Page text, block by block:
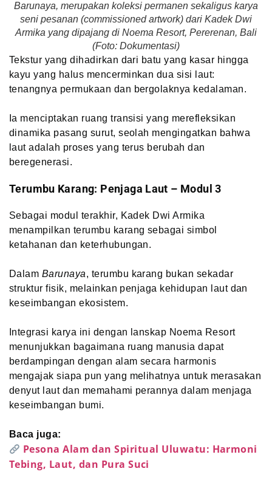
Barunaya, merupakan koleksi permanen sekaligus karya
seni pesanan (commissioned artwork) dari Kadek Dwi
Armika yang dipajang di Noema Resort, Pererenan, Bali
(Foto: Dokumentasi)
Tekstur yang dihadirkan dari batu yang kasar hingga
kayu yang halus mencerminkan dua sisi laut:
tenangnya permukaan dan bergolaknya kedalaman.
Ia menciptakan ruang transisi yang merefleksikan
dinamika pasang surut, seolah mengingatkan bahwa
laut adalah proses yang terus berubah dan
beregenerasi.
Terumbu Karang: Penjaga Laut – Modul 3
Sebagai modul terakhir, Kadek Dwi Armika
menampilkan terumbu karang sebagai simbol
ketahanan dan keterhubungan.
Dalam Barunaya, terumbu karang bukan sekadar
struktur fisik, melainkan penjaga kehidupan laut dan
keseimbangan ekosistem.
Integrasi karya ini dengan lanskap Noema Resort
menunjukkan bagaimana ruang manusia dapat
berdampingan dengan alam secara harmonis
mengajak siapa pun yang melihatnya untuk merasakan
denyut laut dan memahami perannya dalam menjaga
keseimbangan bumi.
Baca juga:
Pesona Alam dan Spiritual Uluwatu: Harmoni
Tebing, Laut, dan Pura Suci